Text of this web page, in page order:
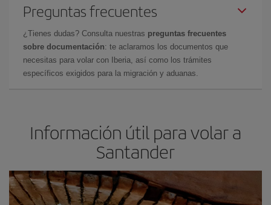
Preguntas frecuentes
¿Tienes dudas? Consulta nuestras preguntas frecuentes
sobre documentación: te aclaramos los documentos que
necesitas para volar con Iberia, así como los trámites
específicos exigidos para la migración y aduanas.
Información útil para volar a
Santander